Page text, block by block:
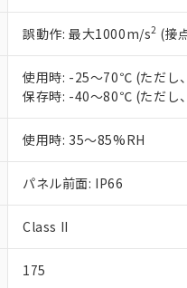
誤動作: 最大1000m/s2 (接
使用時: -25～70℃ (ただし
保存時: -40～80℃ (ただし
使用時: 35～85%RH
パネル前面: IP66
Class II
175
り割愛しております。